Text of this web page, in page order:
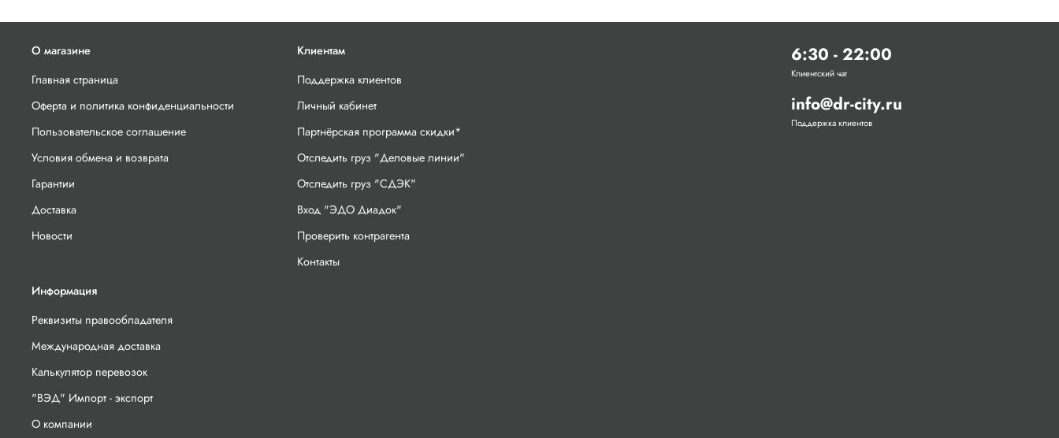
О магазине
Главная страница
Оферта и политика конфиденциальности
Пользовательское соглашение
Условия обмена и возврата
Гарантии
Доставка
Новости
Клиентам
Поддержка клиентов
Личный кабинет
Партнёрская программа скидки*
Отследить груз "Деловые линии"
Отследить груз "СДЭК"
Вход "ЭДО Диадок"
Проверить контрагента
Контакты
Информация
Реквизиты правообладателя
Международная доставка
Калькулятор перевозок
"ВЭД" Импорт - экспорт
О компании
6:30 - 22:00
Клиентский чат
info@dr-city.ru
Поддержка клиентов